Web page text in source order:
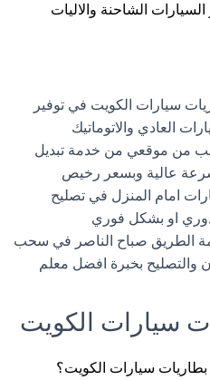
الشاحنة والاليات
سيارات الكويت في توفير
العادي والاتوماتيك
من موقعي من خدمة تبديل
عالية وبسعر رخيص
امام المنزل في تصليح
او بشكل فوري
الطريق صباح الناصر في سحب
والتصليح بخبرة افضل معلم
سيارات الكويت
سيارات الكويت؟